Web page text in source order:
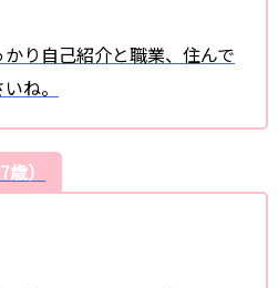
り自己紹介と職業、住んで
ね。
）